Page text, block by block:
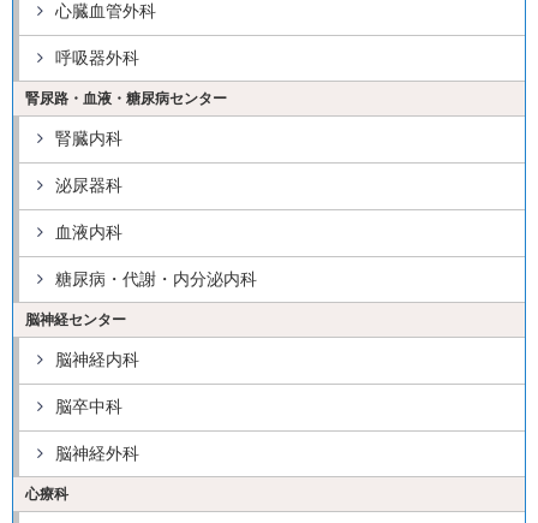
心臓血管外科
呼吸器外科
腎尿路・血液・糖尿病センター
腎臓内科
泌尿器科
血液内科
糖尿病・代謝・内分泌内科
脳神経センター
脳神経内科
脳卒中科
脳神経外科
心療科